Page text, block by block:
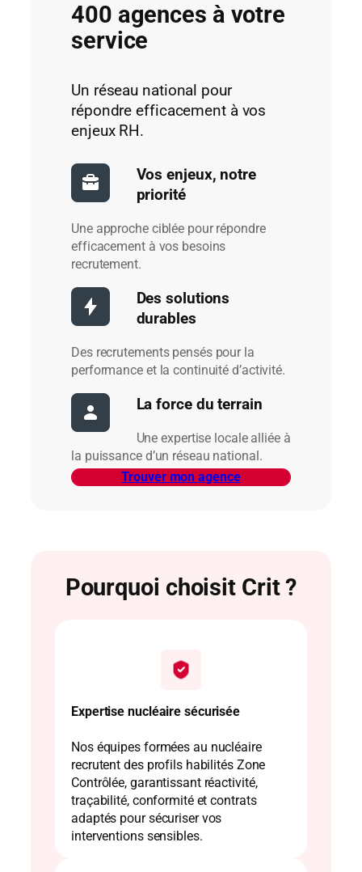
400 agences à votre
service
Un réseau national pour
répondre efficacement à vos
enjeux RH.
Vos enjeux, notre
priorité
Une approche ciblée pour répondre
efficacement à vos besoins
recrutement.
Des solutions
durables
Des recrutements pensés pour la
performance et la continuité d’activité.
La force du terrain
Une expertise locale alliée à
la puissance d’un réseau national.
Trouver mon agence
Pourquoi choisit Crit ?
Expertise nucléaire sécurisée
Nos équipes formées au nucléaire
recrutent des profils habilités Zone
Contrôlée, garantissant réactivité,
traçabilité, conformité et contrats
adaptés pour sécuriser vos
interventions sensibles.